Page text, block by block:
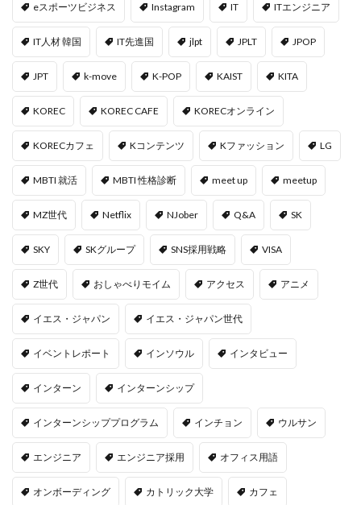
eスポーツビジネス Instagram IT ITエンジニア
IT人材 韓国 IT先進国 jlpt JPLT JPOP
JPT k-move K-POP KAIST KITA
KOREC KOREC CAFE KORECオンライン
KORECカフェ Kコンテンツ Kファッション LG
MBTI 就活 MBTI 性格診断 meet up meetup
MZ世代 Netflix NJober Q&A SK
SKY SKグループ SNS採用戦略 VISA
Z世代 おしゃべりモイム アクセス アニメ
イエス・ジャパン イエス・ジャパン世代
イベントレポート インソウル インタビュー
インターン インターンシップ
インターンシッププログラム インチョン ウルサン
エンジニア エンジニア採用 オフィス用語
オンボーディング カトリック大学 カフェ